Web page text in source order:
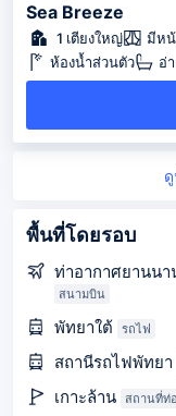
Sea Breeze
1 เตียงใหญ่ มีหน้
ห้องน้ำส่วนตัว
อ่
พื้นที่โดยรอบ
ท่าอากาศยานนา
สนามบิน
พัทยาใต้ รถไฟ
สถานีรถไฟพัทยา
เกาะล้าน สถานที่ท่